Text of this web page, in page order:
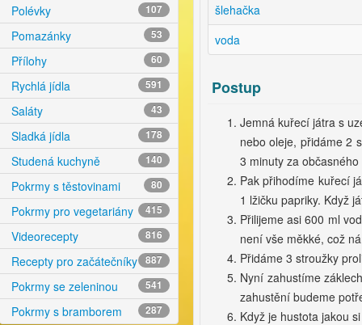
Polévky 107
Pomazánky 53
Přílohy 60
Rychlá jídla 591
Saláty 43
Sladká jídla 178
Studená kuchyně 140
Pokrmy s těstovinami 80
Pokrmy pro vegetariány 415
Videorecepty 816
Recepty pro začátečníky 887
Pokrmy se zeleninou 541
Pokrmy s bramborem 287
šlehačka
voda
Postup
Jemná kuřecí játra s
nebo oleje, přidáme 2
3 minuty za
Pak přihodíme kuřecí
1 lžičku papriky. Když
Přilijeme asi 600 ml
není vše měkké, což
Přidáme 3 stroužky
Nyní zahustíme
zahustění budeme
Když je hustota jakou